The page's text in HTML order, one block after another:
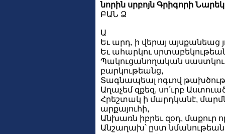
նորին սրբոյն Գրիգորի
ԲԱՆ Ձ
Ա
Եւ արդ, ի վերայ այսքանեաց
Եւ ահարկու
Պակուցանողական
բարկութեանց,
Տագնապեալ ոգւով
Աղաչեմ զքեզ, սո՛ւրբ
Հրեշտակ ի մարդկանէ,
արքայուհի,
Անխառն իբրեւ զօդ, մաքուր
Անշաղախ՝ ըստ